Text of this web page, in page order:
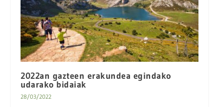
2022an gazteen erakundea egindako
udarako bidaiak
28/03/2022